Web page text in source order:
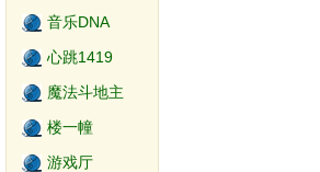
音乐DNA
心跳1419
魔法斗地主
楼一幢
游戏厅